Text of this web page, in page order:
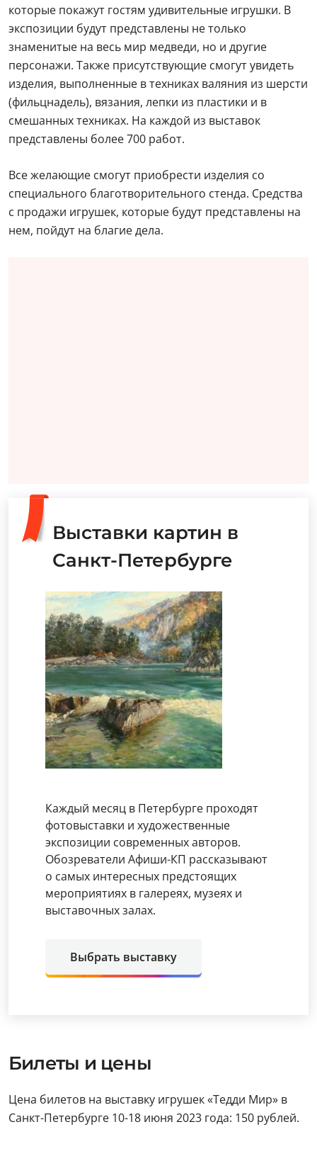
которые покажут гостям удивительные игрушки. В
экспозиции будут представлены не только
знаменитые на весь мир медведи, но и другие
персонажи. Также присутствующие смогут увидеть
изделия, выполненные в техниках валяния из шерсти
(фильцнадель), вязания, лепки из пластики и в
смешанных техниках. На каждой из выставок
представлены более 700 работ.
Все желающие смогут приобрести изделия со
специального благотворительного стенда. Средства
с продажи игрушек, которые будут представлены на
нем, пойдут на благие дела.
Выставки картин в
Санкт-Петербурге
Каждый месяц в Петербурге проходят
фотовыставки и художественные
экспозиции современных авторов.
Обозреватели Афиши-КП рассказывают
о самых интересных предстоящих
мероприятиях в галереях, музеях и
выставочных залах.
Выбрать выставку
Билеты и цены
Цена билетов на выставку игрушек «Тедди Мир» в
Санкт-Петербурге 10-18 июня 2023 года: 150 рублей.